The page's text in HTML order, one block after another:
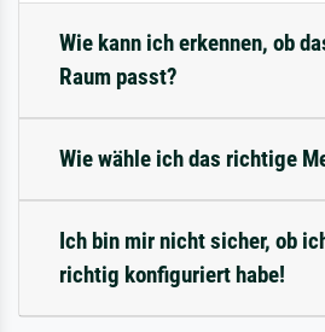
Wie kann ich erkennen, ob
Raum passt?
Wie wähle ich das richtige
Ich bin mir nicht sicher, ob
richtig konfiguriert habe!